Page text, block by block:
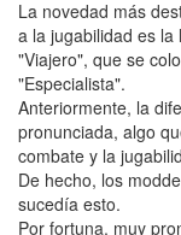
La novedad más
a la jugabilidad es
"Viajero", que se
"Especialista".
Anteriormente, la
pronunciada, algo
combate y la
De hecho, los
sucedía esto.
Por fortuna, muy